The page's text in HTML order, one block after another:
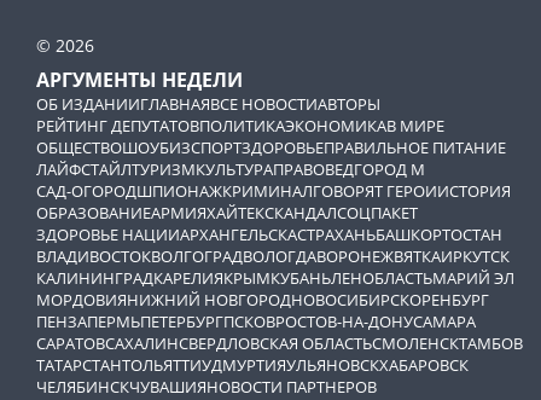
© 2026
АРГУМЕНТЫ НЕДЕЛИ
ОБ ИЗДАНИИГЛАВНАЯВСЕ НОВОСТИАВТОРЫ
РЕЙТИНГ ДЕПУТАТОВПОЛИТИКАЭКОНОМИКАВ МИРЕ
ОБЩЕСТВОШОУБИЗСПОРТЗДОРОВЬЕПРАВИЛЬНОЕ ПИТАНИЕ
ЛАЙФСТАЙЛТУРИЗМКУЛЬТУРАПРАВОВЕДГОРОД М
САД-ОГОРОДШПИОНАЖКРИМИНАЛГОВОРЯТ ГЕРОИИСТОРИЯ
ОБРАЗОВАНИЕАРМИЯХАЙТЕКСКАНДАЛСОЦПАКЕТ
ЗДОРОВЬЕ НАЦИИАРХАНГЕЛЬСКАСТРАХАНЬБАШКОРТОСТАН
ВЛАДИВОСТОКВОЛГОГРАДВОЛОГДАВОРОНЕЖВЯТКАИРКУТСК
КАЛИНИНГРАДКАРЕЛИЯКРЫМКУБАНЬЛЕНОБЛАСТЬМАРИЙ ЭЛ
МОРДОВИЯНИЖНИЙ НОВГОРОДНОВОСИБИРСКОРЕНБУРГ
ПЕНЗАПЕРМЬПЕТЕРБУРГПСКОВРОСТОВ-НА-ДОНУСАМАРА
САРАТОВСАХАЛИНСВЕРДЛОВСКАЯ ОБЛАСТЬСМОЛЕНСКТАМБОВ
ТАТАРСТАНТОЛЬЯТТИУДМУРТИЯУЛЬЯНОВСКХАБАРОВСК
ЧЕЛЯБИНСКЧУВАШИЯНОВОСТИ ПАРТНЕРОВ